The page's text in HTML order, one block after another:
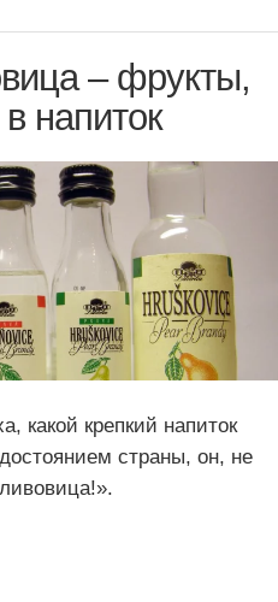
– фрукты,
напиток
какой крепкий напиток
страны, он, не